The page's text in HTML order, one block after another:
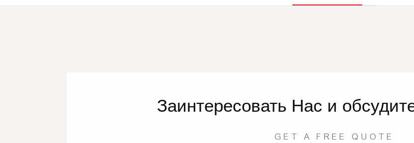
Заинтересовать Нас и
GET A FREE QUOTE